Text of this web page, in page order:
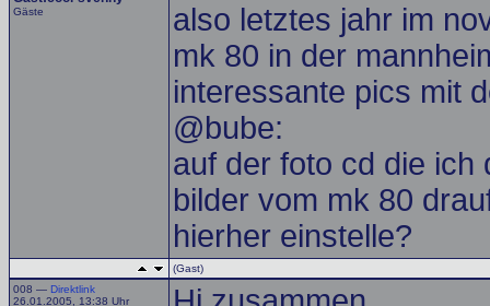
Gäste
also letztes jahr im
mk 80 in der
interessante pics mit
@bube:
auf der foto cd die ich
bilder vom mk 80
hierher einstelle?
(Gast)
008 — Direktlink
26.01.2005, 13:38 Uhr